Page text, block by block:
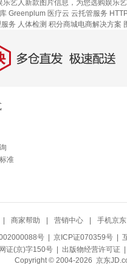
艺人新款图片信息，为您选购娱乐
Greenplum 医疗云 云托管服务
服务 人体检测 积分商城电商解决方案
多仓直发，极速配送
准
商家帮助 营销中心 手机京东
号 | 京ICP证070359号 |
证(京)字150号 | 出版物经营许可证|
Copyright © 2004-2026 京东